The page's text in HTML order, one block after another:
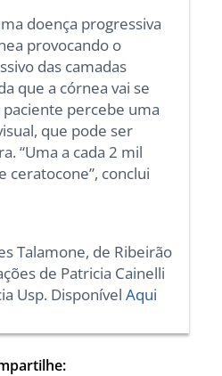
doença progressiva
provocando o
das camadas
que a córnea vai se
percebe uma
que pode ser
“Uma a cada 2 mil
ceratocone”, conclui
Talamone, de Ribeirão
de Patricia Cainelli
Usp. DisponívelAqui